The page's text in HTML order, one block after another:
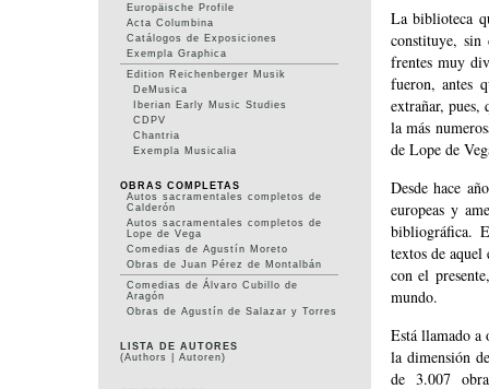
Europäische Profile
Acta Columbina
Catálogos de Exposiciones
Exempla Graphica
Edition Reichenberger Musik
DeMusica
Iberian Early Music Studies
CDPV
Chantria
Exempla Musicalia
OBRAS COMPLETAS
Autos sacramentales completos de
Calderón
Autos sacramentales completos de
Lope de Vega
Comedias de Agustín Moreto
Obras de Juan Pérez de Montalbán
Comedias de Álvaro Cubillo de
Aragón
Obras de Agustín de Salazar y Torres
LISTA DE AUTORES
(Authors | Autoren)
La biblioteca
constituye, sin
frentes muy
fueron, antes
extrañar, pues,
la más
de Lope de
Desde hace
europeas y
bibliográfica.
textos de
con el
mundo.
Está llamado a
la dimensión
de 3.007